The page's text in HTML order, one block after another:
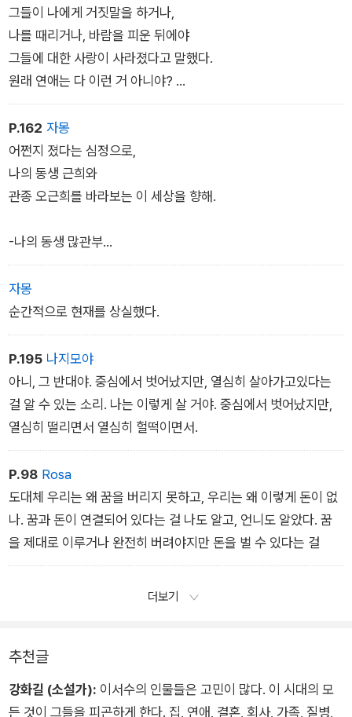
그들이 나에게 거짓말을 하거나,
나를 때리거나, 바람을 피운 뒤에야
그들에 대한 사랑이 사라졌다고 말했다.
원래 연애는 다 이런 거 아니야?
내 인생에서
가장 엉망진창이었던 순간들을
1분짜리 영상으로 편집해놓으면,
그것도 결국 코미디가 될까.
주영 씨가 갑자기
내 어깨를 툭 치더니 말했다.
그냥 웃어넘겨.
P.162 자몽
어쩐지 졌다는 심정으로,
나의 동생 근희와
관종 오근희를 바라보는 이 세상을 향해.
-나의 동생 많관부
나의 동생, 많은 관심 부탁드립니다.
자몽
순간적으로 현재를 상실했다.
P.195 나지모야
아니, 그 반대야. 중심에서 벗어났지만, 열심히 살아가고있다는
걸 알 수 있는 소리. 나는 이렇게 살 거야. 중심에서 벗어났지만,
열심히 떨리면서 열심히 헐떡이면서.
P.98 Rosa
도대체 우리는 왜 꿈을 버리지 못하고, 우리는 왜 이렇게 돈이 없
나. 꿈과 돈이 연결되어 있다는 걸 나도 알고, 언니도 알았다. 꿈
을 제대로 이루거나 완전히 버려야지만 돈을 벌 수 있다는 걸
더보기
추천글
강화길 (소설가): 이서수의 인물들은 고민이 많다. 이 시대의 모
든 것이 그들을 피곤하게 한다. 집, 연애, 결혼, 회사, 가족, 질병,